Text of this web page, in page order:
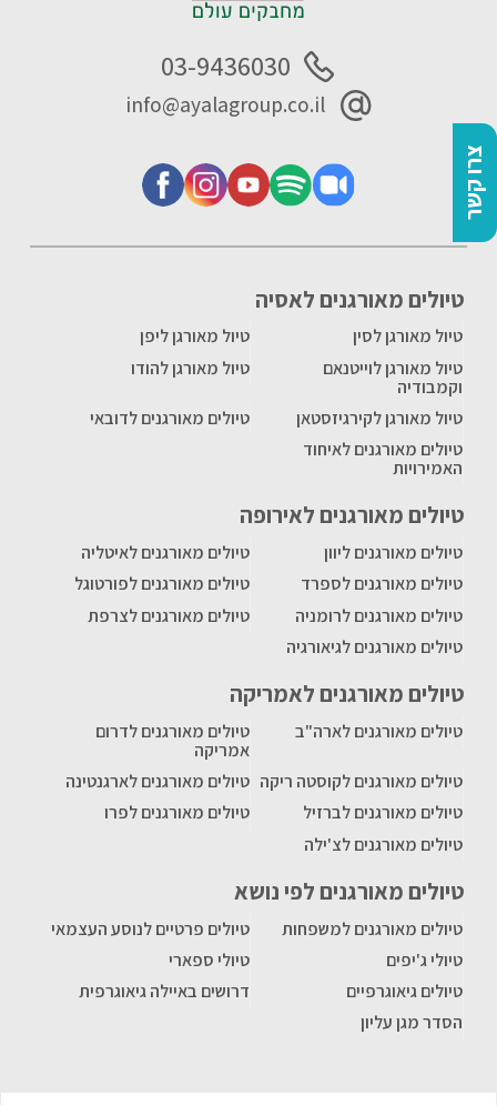
צרו קשר
טיולים מאורגנים לאסיה
טיול מאורגן לסין
טיול מאורגן ליפן
טיול מאורגן לוייטנאם
וקמבודיה
טיול מאורגן להודו
טיול מאורגן לקירגיזסטאן
טיולים מאורגנים לדובאי
טיולים מאורגנים לאיחוד
האמירויות
טיולים מאורגנים לאירופה
טיולים מאורגנים ליוון
טיולים מאורגנים לאיטליה
טיולים מאורגנים לספרד
טיולים מאורגנים לפורטוגל
טיולים מאורגנים לרומניה
טיולים מאורגנים לצרפת
טיולים מאורגנים לגיאורגיה
טיולים מאורגנים לאמריקה
טיולים מאורגנים לארה"ב
טיולים מאורגנים לדרום
אמריקה
טיולים מאורגנים לקוסטה ריקה טיולים מאורגנים לארגנטינה
טיולים מאורגנים לברזיל
טיולים מאורגנים לפרו
טיולים מאורגנים לצ'ילה
טיולים מאורגנים לפי נושא
טיולים מאורגנים למשפחות
טיולים פרטיים לנוסע העצמאי
טיולי ג'יפים
טיולי ספארי
טיולים גיאוגרפיים
דרושים באיילה גיאוגרפית
הסדר מגן עליון
03-9436030
info@ayalagroup.co.il